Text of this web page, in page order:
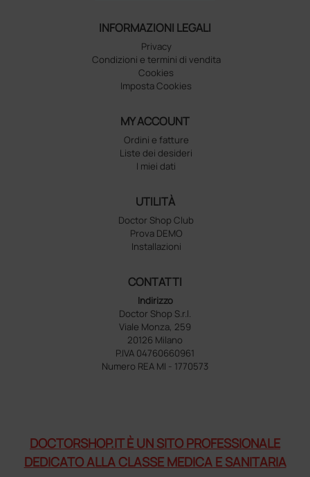
INFORMAZIONI LEGALI
Privacy
Condizioni e termini di vendita
Cookies
Imposta Cookies
MY ACCOUNT
Ordini e fatture
Liste dei desideri
I miei dati
UTILITÀ
Doctor Shop Club
Prova DEMO
Installazioni
CONTATTI
Indirizzo
Doctor Shop S.r.l.
Viale Monza, 259
20126 Milano
P.IVA 04760660961
Numero REA MI - 1770573
DOCTORSHOP.IT È UN SITO PROFESSIONALE
DEDICATO ALLA CLASSE MEDICA E SANITARIA